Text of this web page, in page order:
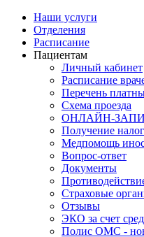
Наши услуги
Отделения
Расписание
Пациентам
Личный кабинет
Расписание
Перечень
Схема проезда
ОНЛАЙН-
Получение
Медпомощь
Вопрос-ответ
Документы
Страховые
Отзывы
ЭКО за счет
Полис ОМС -